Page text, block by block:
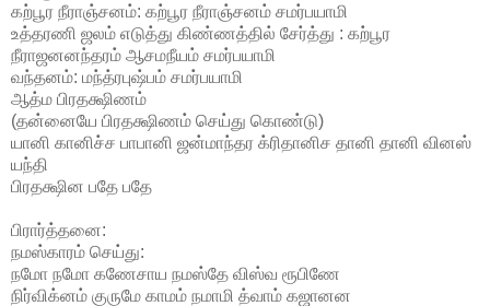
கற்பூர நீராஞ்சனம்: கற்பூர நீராஞ்சனம் சமர்பயாமி
உத்தரணி ஜலம் எடுத்து கிண்ணத்தில் சேர்த்து : கற்பூர
நீராஜனனந்தரம் ஆசமநீயம் சமர்பயாமி
வந்தனம்: மந்த்ரபுஷ்பம் சமர்பயாமி
ஆத்ம பிரதக்ஷிணம்
(தன்னையே பிரதக்ஷிணம் செய்து கொண்டு)
யானி கானிச்ச பாபானி ஜன்மாந்தர க்ரிதானிச தானி தானி வினஸ்
யந்தி
பிரதக்ஷின பதே பதே
பிரார்த்தனை:
நமஸ்காரம் செய்து:
நமோ நமோ கணேசாய நமஸ்தே விஸ்வ ரூபிணே
நிர்விக்னம் குருமே காமம் நமாமி த்வாம் கஜானன